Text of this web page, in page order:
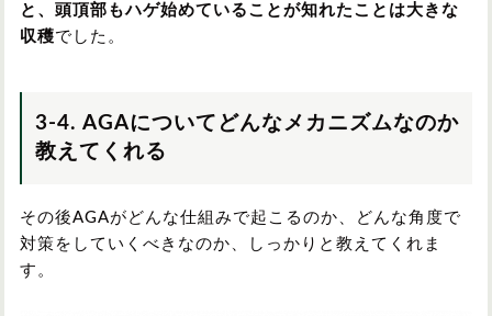
と、頭頂部もハゲ始めていることが知れたことは大きな
収穫でした。
3-4. AGAについてどんなメカニズムなのか
教えてくれる
その後AGAがどんな仕組みで起こるのか、どんな角度で
対策をしていくべきなのか、しっかりと教えてくれま
す。